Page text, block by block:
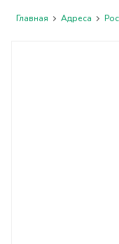
Главная Адреса